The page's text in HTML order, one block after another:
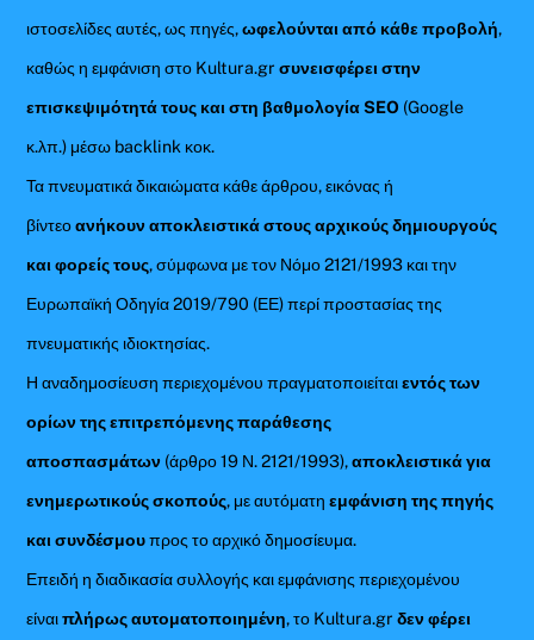
ιστοσελίδες αυτές, ως πηγές,ωφελούνται από κάθε προβολή,
καθώς η εμφάνιση στο Kultura.gr συνεισφέρει στην
επισκεψιμότητά τους και στη βαθμολογία SEO (Google
κ.λπ.) μέσω backlink κοκ.
Τα πνευματικά δικαιώματα κάθε άρθρου, εικόνας ή
βίντεοανήκουν αποκλειστικά στους αρχικούς δημιουργούς
και φορείς τους, σύμφωνα με τον Νόμο 2121/1993 και την
Ευρωπαϊκή Οδηγία 2019/790 (ΕΕ) περί προστασίας της
πνευματικής ιδιοκτησίας.
Η αναδημοσίευση περιεχομένου πραγματοποιείταιεντός των
ορίων της επιτρεπόμενης παράθεσης
αποσπασμάτων (άρθρο 19 Ν. 2121/1993),αποκλειστικά για
ενημερωτικούς σκοπούς, με αυτόματηεμφάνιση της πηγής
και συνδέσμουπρος το αρχικό δημοσίευμα.
Επειδή η διαδικασία συλλογής και εμφάνισης περιεχομένου
είναιπλήρως αυτοματοποιημένη, το Kultura.grδεν φέρει